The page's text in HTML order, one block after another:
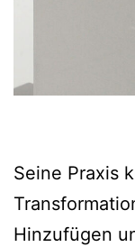
Seine Praxis
Hinzufügen